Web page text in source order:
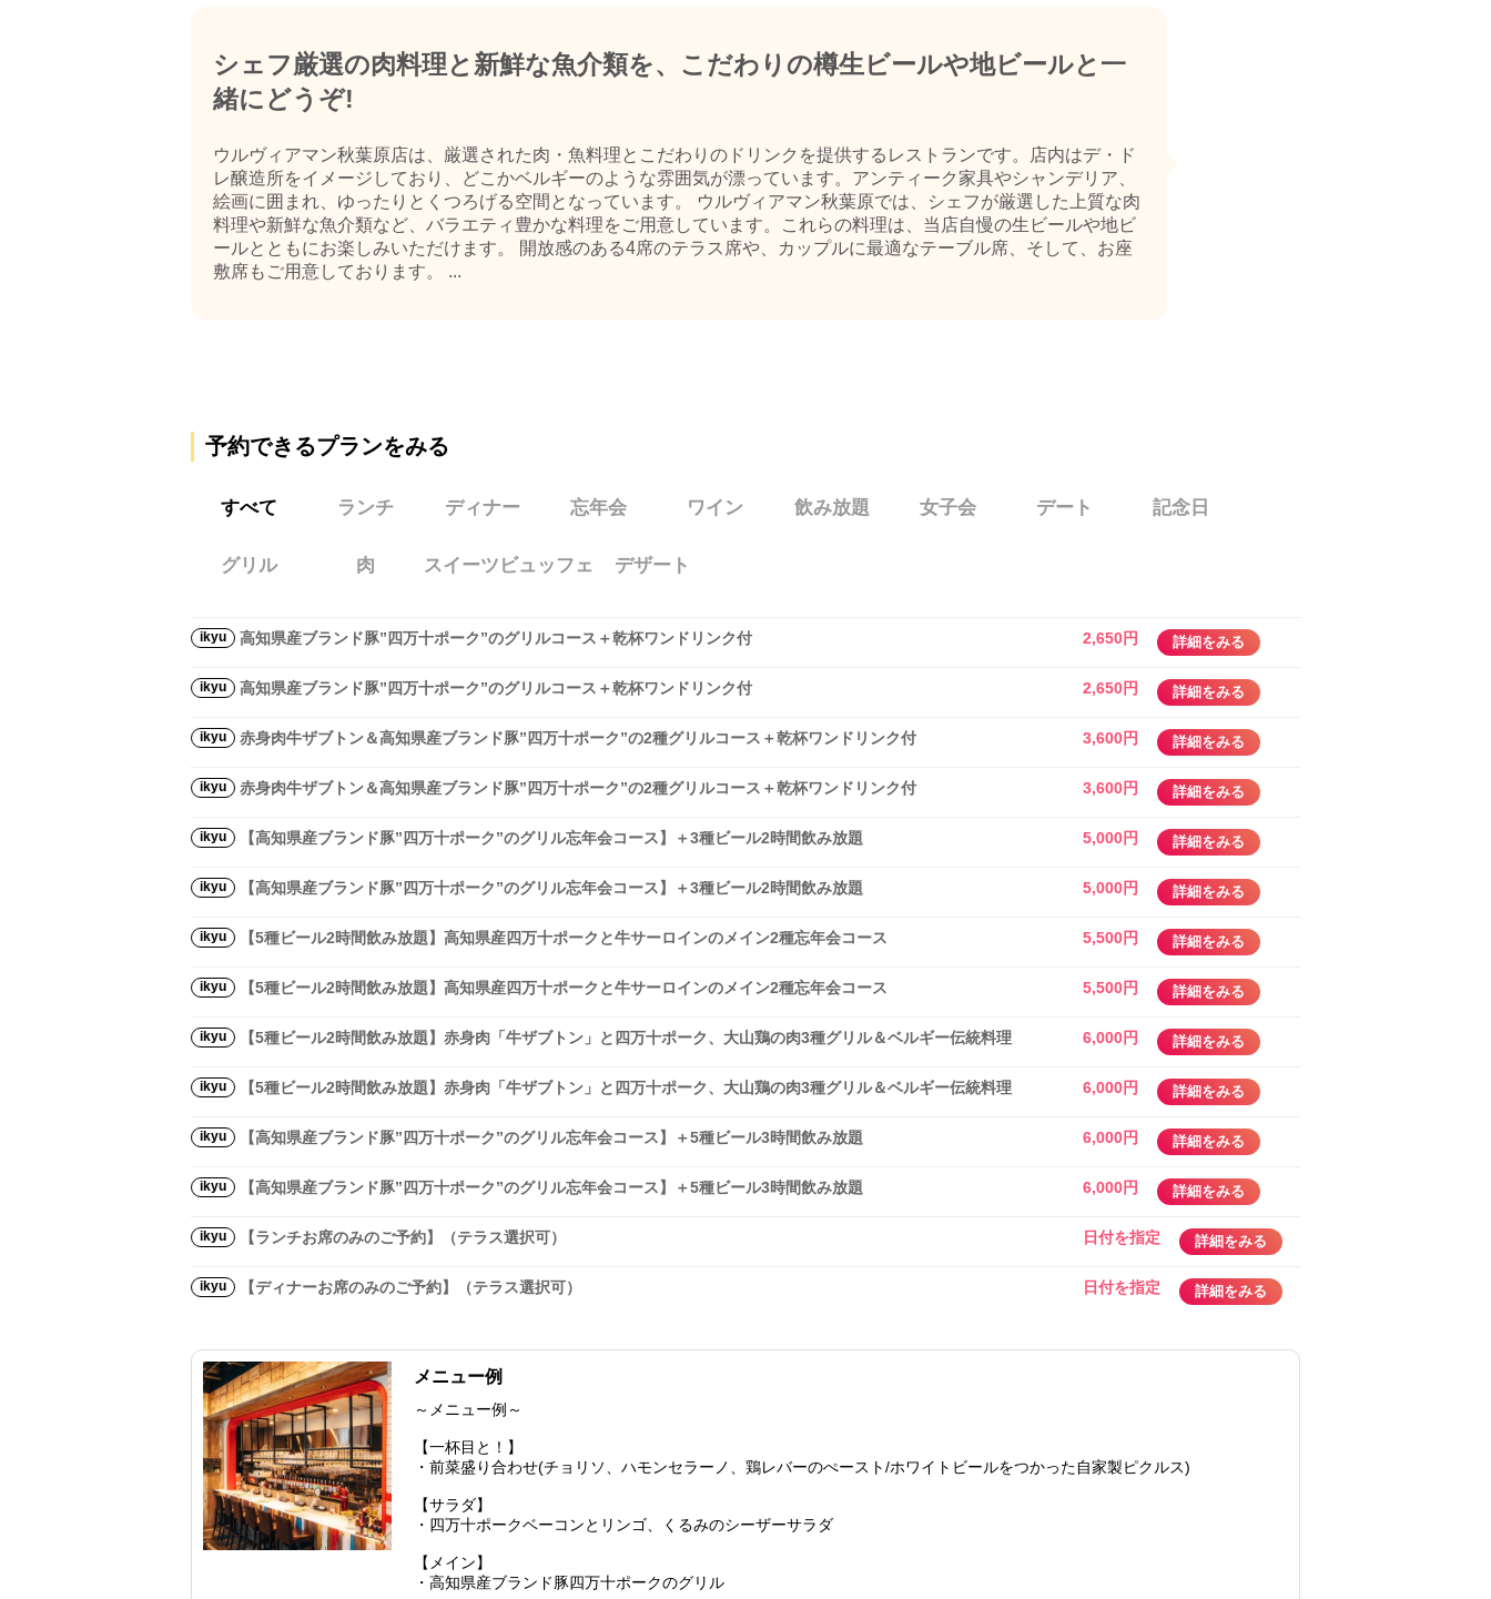
シェフ厳選の肉料理と新鮮な魚介類を、こだわりの樽生ビールや地ビールと一
緒にどうぞ!
ウルヴィアマン秋葉原店は、厳選された肉・魚料理とこだわりのドリンクを提供するレストランです。店内はデ・ド
レ醸造所をイメージしており、どこかベルギーのような雰囲気が漂っています。アンティーク家具やシャンデリア、
絵画に囲まれ、ゆったりとくつろげる空間となっています。 ウルヴィアマン秋葉原では、シェフが厳選した上質な肉
料理や新鮮な魚介類など、バラエティ豊かな料理をご用意しています。これらの料理は、当店自慢の生ビールや地ビ
ールとともにお楽しみいただけます。 開放感のある4席のテラス席や、カップルに最適なテーブル席、そして、お座
敷席もご用意しております。 ...
予約できるプランをみる
すべて
ikyu 高知県産ブランド豚”四万十ポーク”のグリルコース＋乾杯ワンドリンク付 2,650円 詳細をみる
ikyu 高知県産ブランド豚”四万十ポーク”のグリルコース＋乾杯ワンドリンク付 2,650円 詳細をみる
ikyu 赤身肉牛ザブトン＆高知県産ブランド豚”四万十ポーク”の2種グリルコース＋乾杯ワンドリンク付 3,600円 詳細をみる
ikyu 赤身肉牛ザブトン＆高知県産ブランド豚”四万十ポーク”の2種グリルコース＋乾杯ワンドリンク付 3,600円 詳細をみる
ikyu 【高知県産ブランド豚”四万十ポーク”のグリル忘年会コース】＋3種ビール2時間飲み放題 5,000円 詳細をみる
ikyu 【高知県産ブランド豚”四万十ポーク”のグリル忘年会コース】＋3種ビール2時間飲み放題 5,000円 詳細をみる
ikyu 【5種ビール2時間飲み放題】高知県産四万十ポークと牛サーロインのメイン2種忘年会コース 5,500円 詳細をみる
ikyu 【5種ビール2時間飲み放題】高知県産四万十ポークと牛サーロインのメイン2種忘年会コース 5,500円 詳細をみる
ikyu 【5種ビール2時間飲み放題】赤身肉「牛ザブトン」と四万十ポーク、大山鶏の肉3種グリル＆ベルギー伝統料理 6,000円 詳細をみる
ikyu 【5種ビール2時間飲み放題】赤身肉「牛ザブトン」と四万十ポーク、大山鶏の肉3種グリル＆ベルギー伝統料理 6,000円 詳細をみる
ikyu 【高知県産ブランド豚”四万十ポーク”のグリル忘年会コース】＋5種ビール3時間飲み放題 6,000円 詳細をみる
ikyu 【高知県産ブランド豚”四万十ポーク”のグリル忘年会コース】＋5種ビール3時間飲み放題 6,000円 詳細をみる
ikyu 【ランチお席のみのご予約】（テラス選択可） 日付を指定 詳細をみる
ikyu 【ディナーお席のみのご予約】（テラス選択可） 日付を指定 詳細をみる
メニュー例
～メニュー例～
【一杯目と！】
・前菜盛り合わせ(チョリソ、ハモンセラーノ、鶏レバーのぺースト/ホワイトビールをつかった自家製ピクルス)
【サラダ】
・四万十ポークベーコンとリンゴ、くるみのシーザーサラダ
【メイン】
・高知県産ブランド豚四万十ポークのグリル
ランチ ディナー 忘年会 ワイン 飲み放題 女子会 デート 記念日
グリル 肉 スイーツビュッフェ デザート